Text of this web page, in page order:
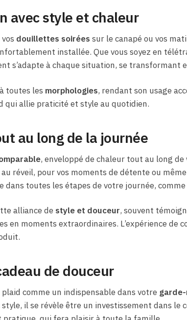
avec style et chaleur
douillettes soirées sur le canapé ou vos
installée. Que vous soyez en
s’adapte à chaque situation, se transformant
toutes les morphologies, rendant son usage
qui allie praticité et style au quotidien.
au long de la journée
, enveloppé de chaleur tout au long de
réveil, pour vos moments de détente ou
dans toutes les étapes de votre journée,
alliance de style et douceur, souvent
en moments extraordinaires. L’expérience de
de douceur
comme un indispensable dans votre
il se révèle être un investissement dans le